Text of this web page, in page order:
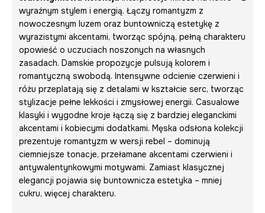
wyraźnym stylem i energią. Łączy romantyzm z
nowoczesnym luzem oraz buntowniczą estetykę z
wyrazistymi akcentami, tworząc spójną, pełną charakteru
opowieść o uczuciach noszonych na własnych
zasadach. Damskie propozycje pulsują kolorem i
romantyczną swobodą. Intensywne odcienie czerwieni i
różu przeplatają się z detalami w kształcie serc, tworząc
stylizacje pełne lekkości i zmysłowej energii. Casualowe
klasyki i wygodne kroje łączą się z bardziej eleganckimi
akcentami i kobiecymi dodatkami. Męska odsłona kolekcji
prezentuje romantyzm w wersji rebel – dominują
ciemniejsze tonacje, przełamane akcentami czerwieni i
antywalentynkowymi motywami. Zamiast klasycznej
elegancji pojawia się buntownicza estetyka – mniej
cukru, więcej charakteru.